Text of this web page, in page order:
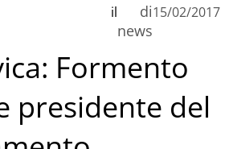
di
news
il 15/02/2017
Formento
presidente del